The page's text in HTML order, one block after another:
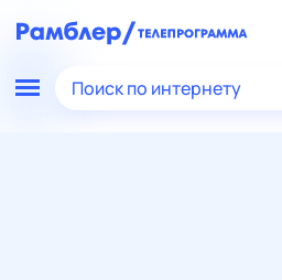
Поиск по интернету